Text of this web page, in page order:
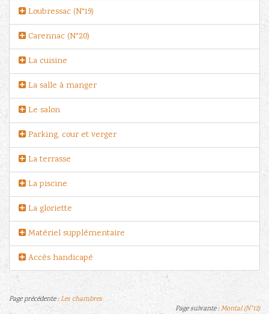
Loubressac (N°19)
Carennac (N°20)
La cuisine
La salle à manger
Le salon
Parking, cour et verger
La terrasse
La piscine
La gloriette
Matériel supplémentaire
Accès handicapé
Page précédente :Les chambres
Page suivante :Montal (N°12)